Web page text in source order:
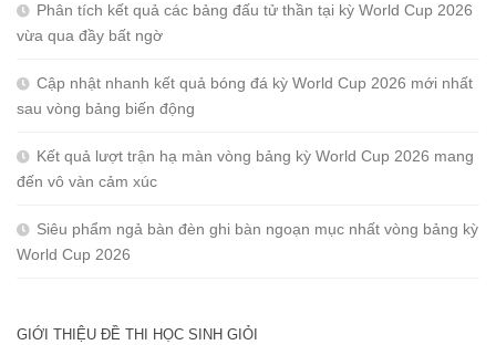
Phân tích kết quả các bảng đấu tử thần tại kỳ World Cup 2026
vừa qua đầy bất ngờ
Cập nhật nhanh kết quả bóng đá kỳ World Cup 2026 mới nhất
sau vòng bảng biến động
Kết quả lượt trận hạ màn vòng bảng kỳ World Cup 2026 mang
đến vô vàn cảm xúc
Siêu phẩm ngả bàn đèn ghi bàn ngoạn mục nhất vòng bảng kỳ
World Cup 2026
GIỚI THIỆU ĐỀ THI HỌC SINH GIỎI